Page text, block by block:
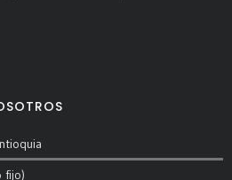
fijo)